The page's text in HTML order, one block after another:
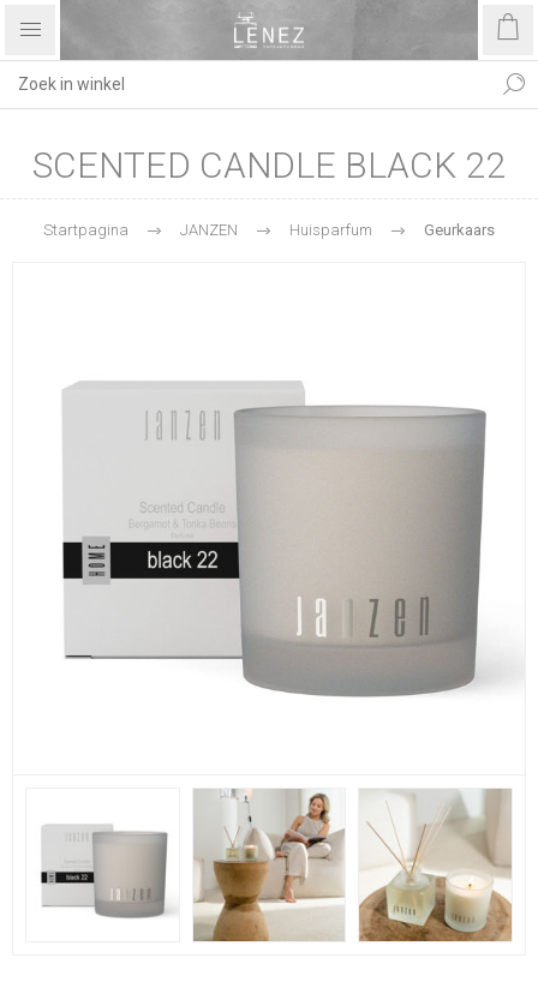
SCENTED CANDLE BLACK 22
Startpagina JANZEN Huisparfum Geurkaars